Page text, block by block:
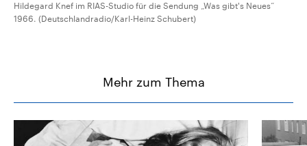
Hildegard Knef im RIAS-Studio für die Sendung „Was gibt's Neues“
1966. (Deutschlandradio/Karl-Heinz Schubert)
Mehr zum Thema